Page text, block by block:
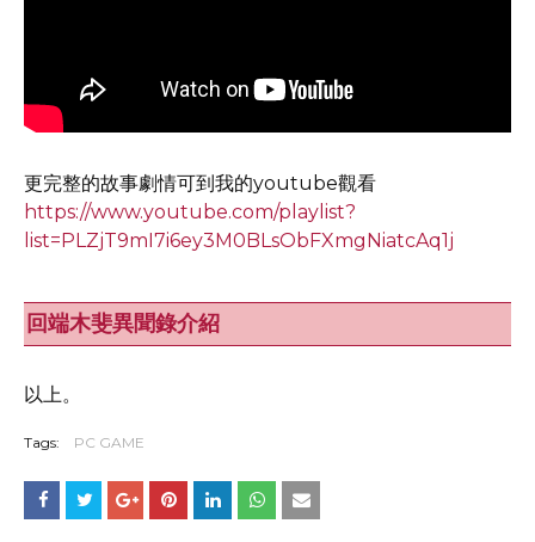
更完整的故事劇情可到我的youtube觀看
https://www.youtube.com/playlist?
list=PLZjT9mI7i6ey3M0BLsObFXmgNiatcAq1j
回端木斐異聞錄介紹
以上。
Tags: PC GAME